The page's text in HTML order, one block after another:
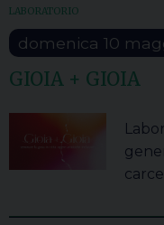
LABORATORIO
domenica 10
GIOIA + GIOIA